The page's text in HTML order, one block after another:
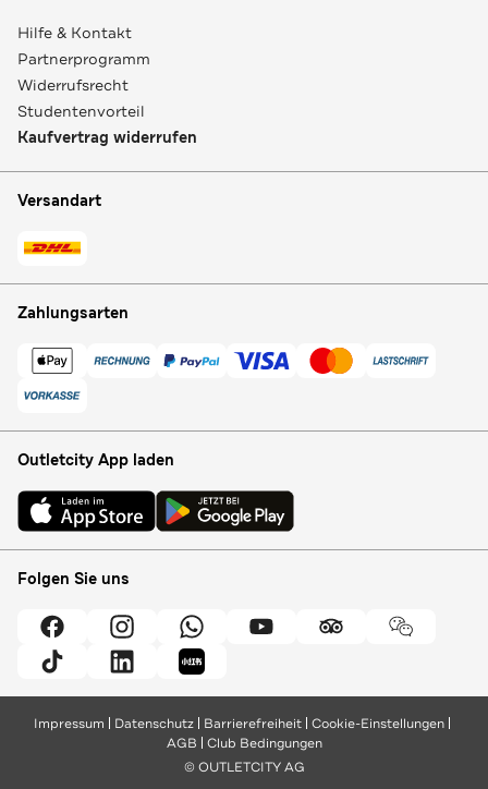
Hilfe & Kontakt
Partnerprogramm
Widerrufsrecht
Studentenvorteil
Kaufvertrag widerrufen
Versandart
Zahlungsarten
Outletcity App laden
Folgen Sie uns
Impressum Datenschutz Barrierefreiheit Cookie-Einstellungen
AGB
Club Bedingungen
© OUTLETCITY AG